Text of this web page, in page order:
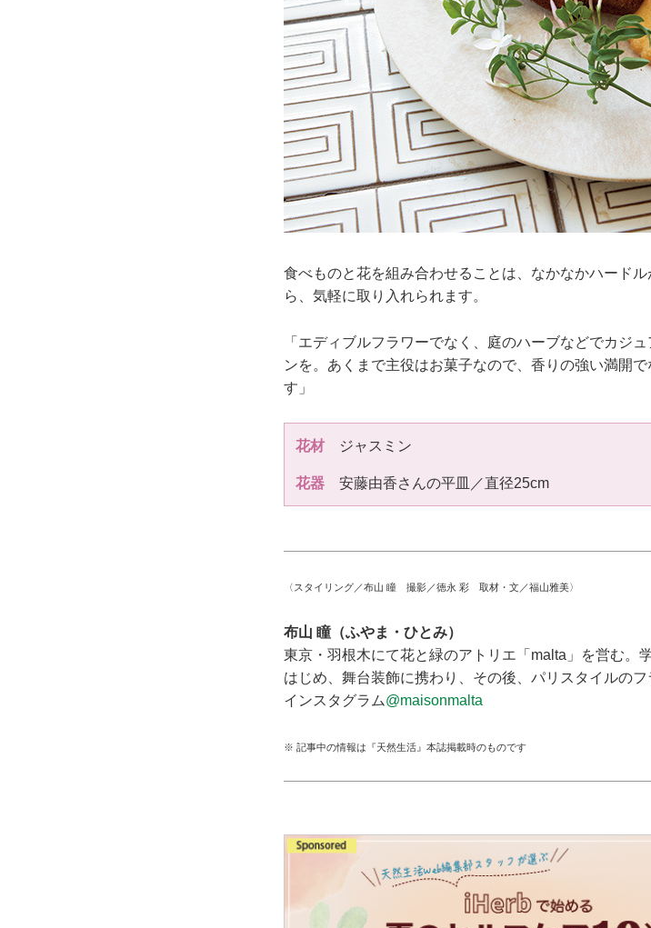
食べものと花を組み合わせることは、なかなかハード
ら、気軽に取り入れられます。
「エディブルフラワーでなく、庭のハーブなどでカジ
ンを。あくまで主役はお菓子なので、香りの強い満開
す」
花材 ジャスミン
花器 安藤由香さんの平皿／直径25cm
〈スタイリング／布山 瞳 撮影／徳永 彩 取材・文／福山雅美〉
布山 瞳（ふやま・ひとみ）
東京・羽根木にて花と緑のアトリエ「malta」を営む。
はじめ、舞台装飾に携わり、その後、パリスタイルのフ
インスタグラム@maisonmalta
※ 記事中の情報は『天然生活』本誌掲載時のものです